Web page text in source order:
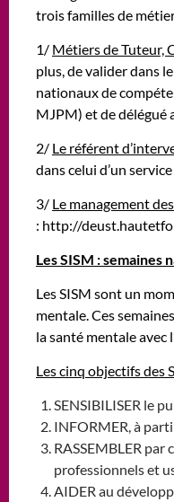
trois familles de
1/ Métiers de Tuteur,
plus, de valider dans
nationaux de
MJPM) et de délégué
2/ Le référent
dans celui d’un
3/ Le management
: http://
Les SISM : semaines
Les SISM sont un
mentale. Ces
la santé mentale avec
Les cinq objectifs des
SENSIBILISER le
INFORMER, à
RASSEMBLER
professionnels et
AIDER au